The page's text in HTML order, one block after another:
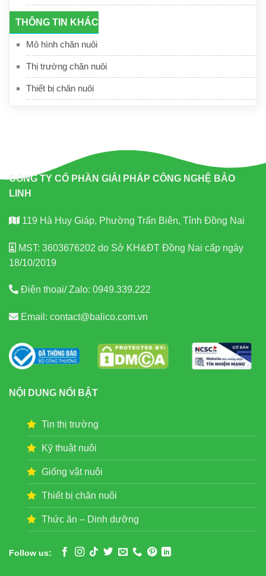
THÔNG TIN KHÁC
Mô hình chăn nuôi
Thị trường chăn nuôi
Thiết bị chăn nuôi
CÔNG TY CỔ PHẦN GIẢI PHÁP CÔNG NGHỆ BẢO
LINH
119 Hà Huy Giáp, Phường Trấn Biên, Tỉnh Đồng Nai
MST: 3603676202 do Sở KH&ĐT Đồng Nai cấp ngày
18/10/2019
Điện thoại/ Zalo: 0949.339.222
Email: contact@balico.com.vn
NỘI DUNG NỔI BẬT
Tin thị trường
Kỹ thuật nuôi
Giống vật nuôi
Thiết bị chăn nuôi
Thức ăn – Dinh dưỡng
Follow us: